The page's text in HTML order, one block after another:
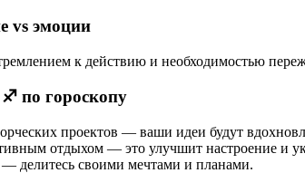
vs эмоции
к действию и необходимостью
по гороскопу
проектов — ваши идеи будут
отдыхом — это улучшит настроение и
делитесь своими мечтами и планами.